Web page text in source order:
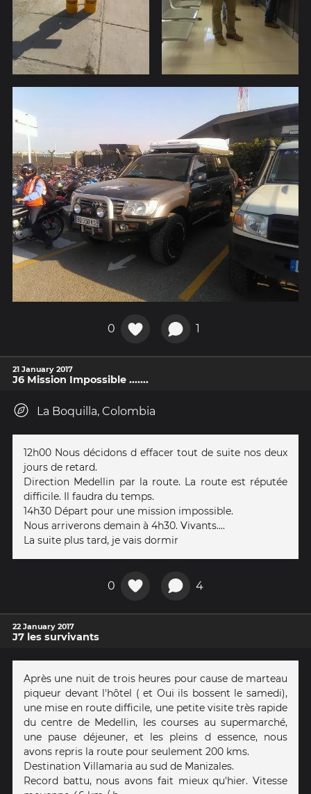
0 1
21 January 2017
J6 Mission Impossible .......
La Boquilla, Colombia
12h00 Nous décidons d effacer tout de suite nos deux
jours de retard.
Direction Medellin par la route. La route est réputée
difficile. Il faudra du temps.
14h30 Départ pour une mission impossible.
Nous arriverons demain à 4h30. Vivants....
La suite plus tard, je vais dormir
0 4
22 January 2017
J7 les survivants
Après une nuit de trois heures pour cause de marteau
piqueur devant l'hôtel ( et Oui ils bossent le samedi),
une mise en route difficile, une petite visite très rapide
du centre de Medellin, les courses au supermarché,
une pause déjeuner, et les pleins d essence, nous
avons repris la route pour seulement 200 kms.
Destination Villamaria au sud de Manizales.
Record battu, nous avons fait mieux qu'hier. Vitesse